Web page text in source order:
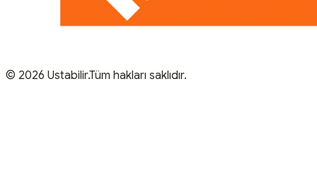
© 2026 Ustabilir.Tüm hakları saklıdır.